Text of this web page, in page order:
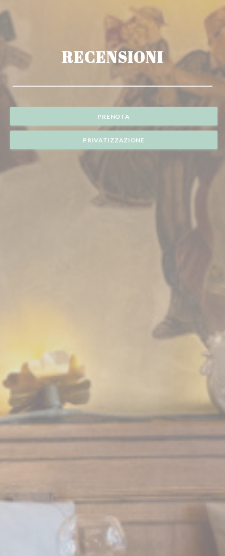
RECENSIONI
PRENOTA
PRIVATIZZAZIONE